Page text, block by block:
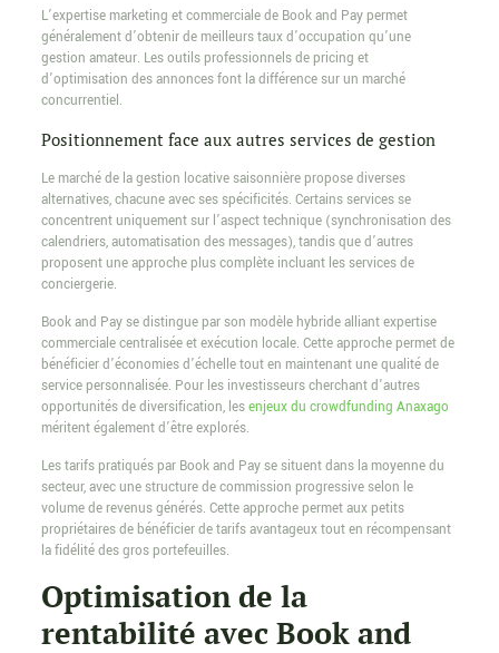
L’expertise marketing et commerciale de Book and Pay permet
généralement d’obtenir de meilleurs taux d’occupation qu’une
gestion amateur. Les outils professionnels de pricing et
d’optimisation des annonces font la différence sur un marché
concurrentiel.
Positionnement face aux autres services de gestion
Le marché de la gestion locative saisonnière propose diverses
alternatives, chacune avec ses spécificités. Certains services se
concentrent uniquement sur l’aspect technique (synchronisation des
calendriers, automatisation des messages), tandis que d’autres
proposent une approche plus complète incluant les services de
conciergerie.
Book and Pay se distingue par son modèle hybride alliant expertise
commerciale centralisée et exécution locale. Cette approche permet de
bénéficier d’économies d’échelle tout en maintenant une qualité de
service personnalisée. Pour les investisseurs cherchant d’autres
opportunités de diversification, lesenjeux du crowdfunding Anaxago
méritent également d’être explorés.
Les tarifs pratiqués par Book and Pay se situent dans la moyenne du
secteur, avec une structure de commission progressive selon le
volume de revenus générés. Cette approche permet aux petits
propriétaires de bénéficier de tarifs avantageux tout en récompensant
la fidélité des gros portefeuilles.
Optimisation de la
rentabilité avec Book and